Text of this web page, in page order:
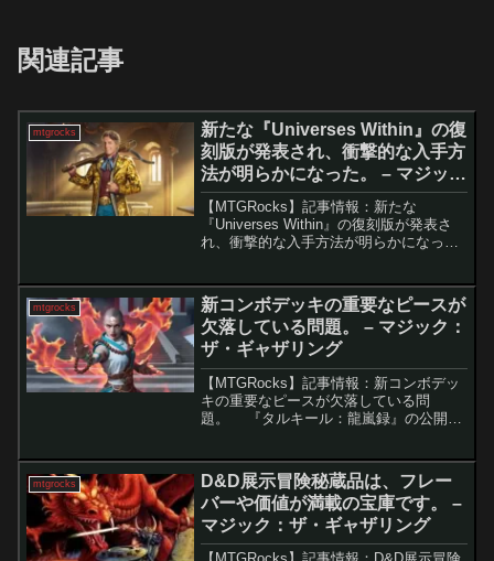
関連記事
mtgrocks
新たな『Universes Within』の復
刻版が発表され、衝撃的な入手方
法が明らかになった。 – マジッ
ク：ザ・ギャザリング
【MTGRocks】記事情報：新たな
『Universes Within』の復刻版が発表さ
れ、衝撃的な入手方法が明らかになっ
ラボセットに代わる「Un...
mtgrocks
新コンボデッキの重要なピースが
欠落している問題。 – マジック：
ザ・ギャザリング
【MTGRocks】記事情報：新コンボデッ
キの重要なピースが欠落している問
題。 『タルキール：龍嵐録』の公開が
強力なコンボです。わずか5マナで大量の
戦力を展開し、...
mtgrocks
D&D展示冒険秘蔵品は、フレー
バーや価値が満載の宝庫です。 –
マジック：ザ・ギャザリング